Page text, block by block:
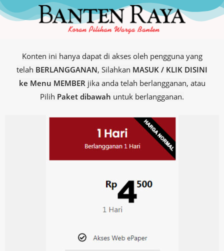
Konten ini hanya dapat di akses oleh pengguna yang
telah BERLANGGANAN, Silahkan MASUK / KLIK DISINI
ke Menu MEMBER jika anda telah berlangganan, atau
Pilih Paket dibawah untuk berlangganan.